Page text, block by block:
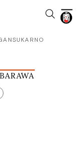
SUKARNO